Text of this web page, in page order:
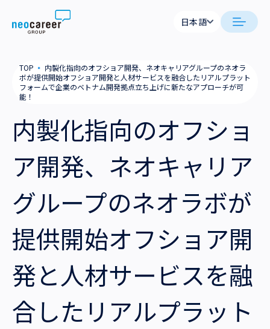
Skip to content
日本語
English
代表メッセージ
私たちの考え方
事業内容
採用支援
就労支援
企業情報
会社概要
役員一覧
グループ会社
沿革・受賞歴
ニュース
サステナビリティ
採用情報
日本語
English
TOP ▪ 内製化指向のオフショア開発、ネオキャリアグループのネオラ
ボが提供開始オフショア開発と人材サービスを融合したリアルプラット
フォームで企業のベトナム開発拠点立ち上げに新たなアプローチが可
能！
内製化指向のオフショ
ア開発、ネオキャリア
グループのネオラボが
提供開始オフショア開
発と人材サービスを融
合したリアルプラット